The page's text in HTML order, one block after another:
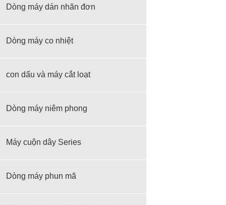
Dòng máy dán nhãn đơn
Dòng máy co nhiệt
con dấu và máy cắt loạt
Dòng máy niêm phong
Máy cuộn dây Series
Dòng máy phun mã